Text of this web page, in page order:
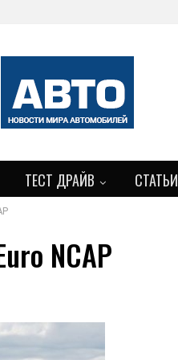
ТЕСТ ДРАЙВ СТАТЬИ
NCAP